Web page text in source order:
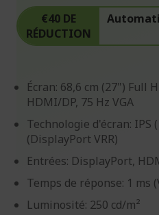
€40 DE
RÉDUCTION
Écran: 68,6 cm (27") Full
HDMI/DP, 75 Hz VGA
Technologie d'écran: IPS
(DisplayPort VRR)
Entrées: DisplayPort,
Temps de réponse: 1 ms
Luminosité: 250 cd/m²